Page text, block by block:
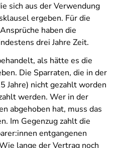
sich aus der Verwendung
ergeben. Für die
haben die
drei Jahre Zeit.
als hätte es die
Die Sparraten, die in der
Jahre) nicht gezahlt worden
werden. Wer in der
abgehoben hat, muss das
Im Gegenzug zahlt die
entgangenen
lange der Vertrag noch